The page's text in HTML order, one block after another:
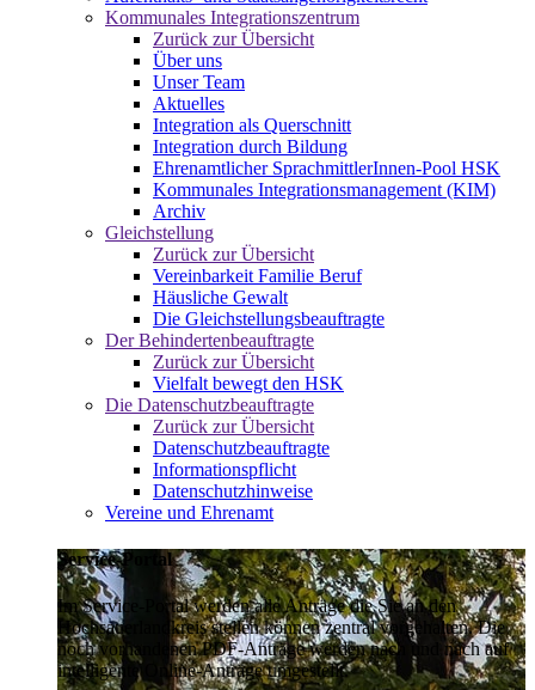
Kommunales Integrationszentrum
Zurück zur Übersicht
Über uns
Unser Team
Aktuelles
Integration als Querschnitt
Integration durch Bildung
Ehrenamtlicher SprachmittlerInnen-Pool HSK
Kommunales Integrationsmanagement (KIM)
Archiv
Gleichstellung
Zurück zur Übersicht
Vereinbarkeit Familie Beruf
Häusliche Gewalt
Die Gleichstellungsbeauftragte
Der Behindertenbeauftragte
Zurück zur Übersicht
Vielfalt bewegt den HSK
Die Datenschutzbeauftragte
Zurück zur Übersicht
Datenschutzbeauftragte
Informationspflicht
Datenschutzhinweise
Vereine und Ehrenamt
Service-Portal
Im Service-Portal werden alle Anträge die Sie an den
Hochsauerlandkreis stellen können zentral vorgehalten. Die
noch vorhandenen PDF-Anträge werden nach und nach auf
intelligente Online-Anträge umgestellt.